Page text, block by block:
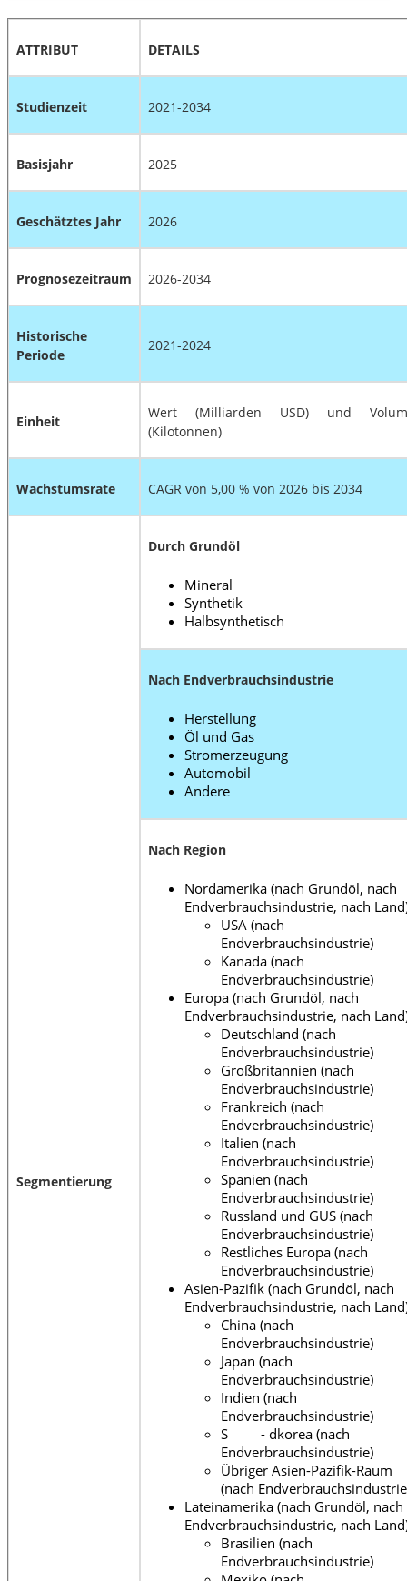
ATTRIBUT DETAILS
Studienzeit 2021-2034
Basisjahr 2025
Geschätztes Jahr 2026
Prognosezeitraum 2026-2034
Historische
Periode
2021-2024
Einheit
Wert (Milliarden USD) und
(Kilotonnen)
Wachstumsrate CAGR von 5,00 % von 2026 bis 2034
Segmentierung
Durch Grundöl
Mineral
Synthetik
Halbsynthetisch
Nach Endverbrauchsindustrie
Herstellung
Öl und Gas
Stromerzeugung
Automobil
Andere
Nach Region
Nordamerika (nach Grundöl, nach
Endverbrauchsindustrie, nach
USA (nach
Endverbrauchsindustrie)
Kanada (nach
Endverbrauchsindustrie)
Europa (nach Grundöl, nach
Endverbrauchsindustrie, nach
Deutschland (nach
Endverbrauchsindustrie)
Großbritannien (nach
Endverbrauchsindustrie)
Frankreich (nach
Endverbrauchsindustrie)
Italien (nach
Endverbrauchsindustrie)
Spanien (nach
Endverbrauchsindustrie)
Russland und GUS (nach
Endverbrauchsindustrie)
Restliches Europa (nach
Endverbrauchsindustrie)
Asien-Pazifik (nach Grundöl, nach
Endverbrauchsindustrie, nach
China (nach
Endverbrauchsindustrie)
Japan (nach
Endverbrauchsindustrie)
Indien (nach
Endverbrauchsindustrie)
S - dkorea (nach
Endverbrauchsindustrie)
Übriger Asien-Pazifik-Raum
(nach
Lateinamerika (nach Grundöl, nach
Endverbrauchsindustrie, nach
Brasilien (nach
Endverbrauchsindustrie)